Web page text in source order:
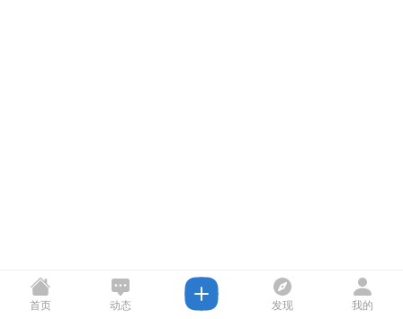
首页 动态 发现 我的